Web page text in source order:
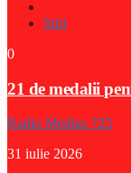
Stiri
0
21 de medalii
Radio Medias 725
31 iulie 2026